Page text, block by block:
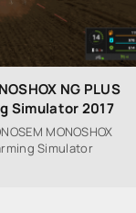
NG PLUS
Simulator 2017
MONOSHOX
Simulator